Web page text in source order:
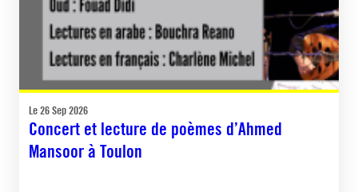
Le 26 Sep 2026
Concert et lecture de poèmes d’Ahmed
Mansoor à Toulon